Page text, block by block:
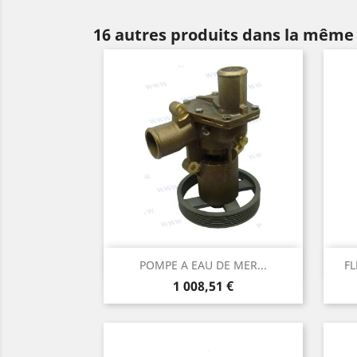
16 autres produits dans la
POMPE A EAU DE MER...
Prix
1 008,51 €
Aperçu rapide